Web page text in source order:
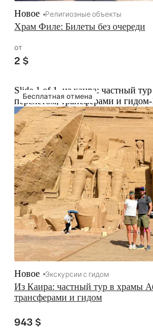
Храм Филе: Билеты без очереди
Новое Религиозные объекты
от
2 $
Бесплатная отмена
Slide 1 of 1, из каира: частный
перелетом, трансферами и гидом-
Из Каира: частный тур в храмы
трансферами и гидом
Новое Экскурсии с гидом
943 $